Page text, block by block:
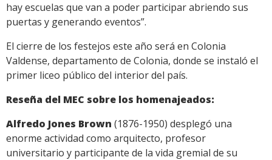
hay escuelas que van a poder participar abriendo sus
puertas y generando eventos”.
El cierre de los festejos este año será en Colonia
Valdense, departamento de Colonia, donde se instaló el
primer liceo público del interior del país.
Reseña del MEC sobre los homenajeados:
Alfredo Jones Brown (1876-1950) desplegó una
enorme actividad como arquitecto, profesor
universitario y participante de la vida gremial de su